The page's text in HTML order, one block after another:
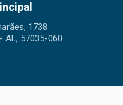
1738
AL, 57035-060